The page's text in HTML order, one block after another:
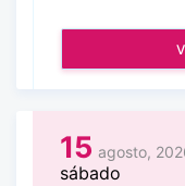
15 agosto,
sábado